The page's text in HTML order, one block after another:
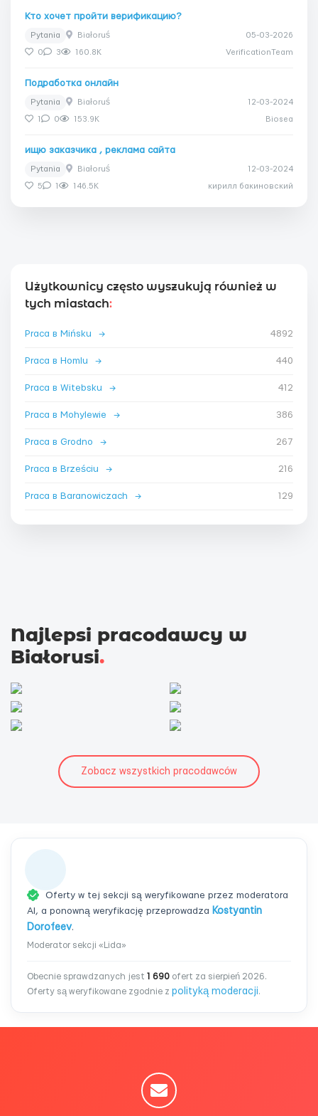
Кто хочет пройти верификацию?
Pytania Białoruś 05-03-2026
0 3 160.8K VerificationTeam
Подработка онлайн
Pytania Białoruś 12-03-2024
1 0 153.9K Biosea
ищю заказчика , реклама сайта
Pytania Białoruś 12-03-2024
5 1 146.5K кирилл бакиновский
Użytkownicy często wyszukują również w
tych miastach:
Praca в Mińsku → 4892
Praca в Homlu → 440
Praca в Witebsku → 412
Praca в Mohylewie → 386
Praca в Grodno → 267
Praca в Brześciu → 216
Praca в Baranowiczach → 129
Najlepsi pracodawcy w
Białorusi.
Zobacz wszystkich pracodawców
Oferty w tej sekcji są weryfikowane przez moderatora
AI, a ponowną weryfikację przeprowadza Kostyantin
Dorofeev.
Moderator sekcji «Lida»
Obecnie sprawdzanych jest 1 690 ofert za sierpień 2026.
Oferty są weryfikowane zgodnie z polityką moderacji.